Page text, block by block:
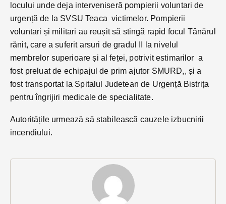
locului unde deja interveniseră pompierii voluntari de
urgență de la SVSU Teaca victimelor. Pompierii
voluntari și militari au reușit să stingă rapid focul Tânărul
rănit, care a suferit arsuri de gradul II la nivelul
membrelor superioare și al feței, potrivit estimarilor a
fost preluat de echipajul de prim ajutor SMURD,, și a
fost transportat la Spitalul Judetean de Urgență Bistrița
pentru îngrijiri medicale de specialitate.
Autoritățile urmează să stabilească cauzele izbucnirii
incendiului.